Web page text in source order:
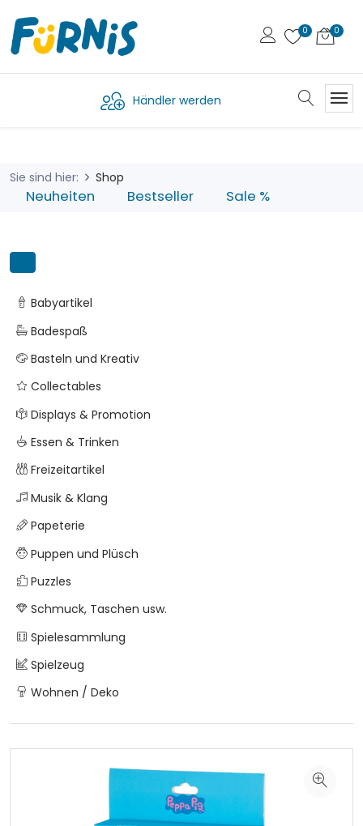
Händler werden
Sie sind hier: Shop
Neuheiten Bestseller Sale %
Babyartikel
Badespaß
Basteln und Kreativ
Collectables
Displays & Promotion
Essen & Trinken
Freizeitartikel
Musik & Klang
Papeterie
Puppen und Plüsch
Puzzles
Schmuck, Taschen usw.
Spielesammlung
Spielzeug
Wohnen / Deko